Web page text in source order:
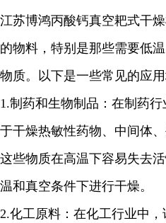
江苏博鸿丙酸钙真空耙式干
的物料，特别是那些需要低
物质。以下是一些常见的应
1.制药和生物制品：在制药
于干燥热敏性药物、中间体
这些物质在高温下容易失去
温和真空条件下进行干燥。
2.化工原料：在化工行业中